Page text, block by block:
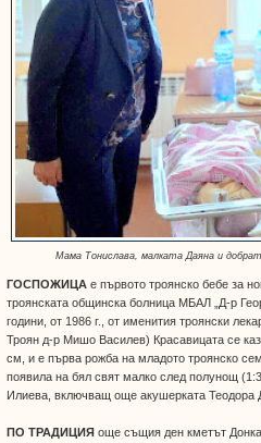
Мама Тонислава, малката Даяна и
ГОСПОЖИЦА е първото троянско бебе за
троянската общинска болница МБАЛ „Д-р
години, от 1986 г., от именития троянски
Троян д-р Мишо Василев) Красавицата се
см, и е първа рожба на младото троянско
появила на бял свят малко след полунощ
Илиева, включващ още акушерката Теодора
ПО ТРАДИЦИЯ още същия ден кметът